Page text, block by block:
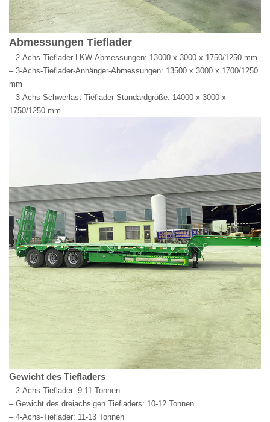
Abmessungen Tieflader
– 2-Achs-Tieflader-LKW-Abmessungen: 13000 x 3000 x 1750/1250 mm
– 3-Achs-Tieflader-Anhänger-Abmessungen: 13500 x 3000 x 1700/1250
mm
– 3-Achs-Schwerlast-Tieflader Standardgröße: 14000 x 3000 x
1750/1250 mm
Gewicht des Tiefladers
– 2-Achs-Tieflader: 9-11 Tonnen
– Gewicht des dreiachsigen Tiefladers: 10-12 Tonnen
– 4-Achs-Tieflader: 11-13 Tonnen